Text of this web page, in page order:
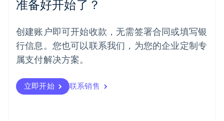
准备好开始了？
创建账户即可开始收款，无需签署合同或填写银
行信息。您也可以联系我们，为您的企业定制专
属支付解决方案。
立即开始 联系销售
EspañolEnglish
English
葡萄牙
PortuguêsEnglish
日本
瑞典
Svenska English
瑞士